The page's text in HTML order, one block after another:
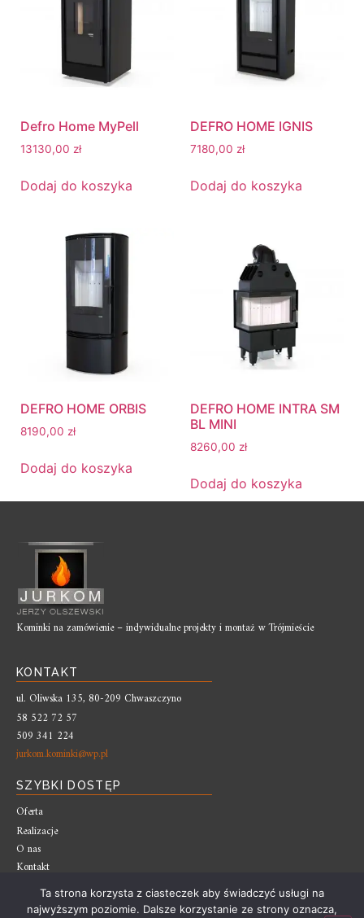
Defro Home MyPell
13130,00 zł
Dodaj do koszyka
DEFRO HOME IGNIS
7180,00 zł
Dodaj do koszyka
DEFRO HOME ORBIS
8190,00 zł
Dodaj do koszyka
DEFRO HOME INTRA SM
BL MINI
8260,00 zł
Dodaj do koszyka
Kominki na zamówienie – indywidualne projekty i montaż w Trójmieście
KONTAKT
ul. Oliwska 135, 80-209 Chwaszczyno
58 522 72 57
509 341 224
jurkom.kominki@wp.pl
SZYBKI DOSTĘP
Oferta
Realizacje
O nas
Kontakt
Ta strona korzysta z ciasteczek aby świadczyć usługi na
najwyższym poziomie. Dalsze korzystanie ze strony oznacza,